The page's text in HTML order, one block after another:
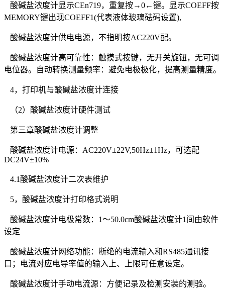
酸碱盐浓度计显示CEn719，重复按→0←键。显示COEFF按
MEMORY键出现COEFF1(代表液体玻璃砝码设置),
酸碱盐浓度计供电电源，不指明按AC220V配。
酸碱盐浓度计高可靠性：触摸式按键，无开关旋钮，无可调
电位器。自动转换测量频率：避免电极极化，提高测量精度。
4，打印机与酸碱盐浓度计连接
（2）酸碱盐浓度计硬件测试
第三章酸碱盐浓度计调整
酸碱盐浓度计电源：AC220V±22V,50Hz±1Hz，可选配
DC24V±10%
4.1酸碱盐浓度计二次表维护
5，酸碱盐浓度计打印格式说明
酸碱盐浓度计电极常数：1～50.0cm酸碱盐浓度计1间由软件
设定
酸碱盐浓度计网络功能：断绝的电流输入和RS485通讯接
口；电流对应电导率值的输入上、上限可任意设定。
酸碱盐浓度计手动电流源：方便记录及检测安装的测验。